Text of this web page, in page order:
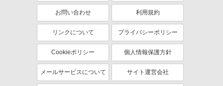
お問い合わせ 利用規約
リンクについて プライバシーポリシー
Cookieポリシー 個人情報保護方針
メールサービスについて サイト運営会社